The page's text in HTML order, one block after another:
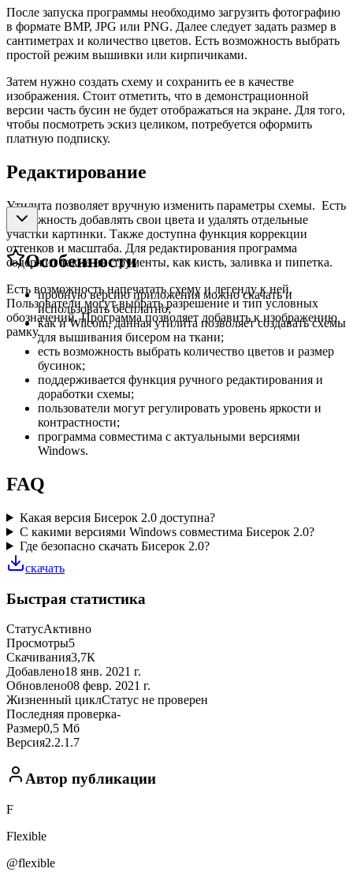
После запуска программы необходимо загрузить фотографию
в формате BMP, JPG или PNG. Далее следует задать размер в
сантиметрах и количество цветов. Есть возможность выбрать
простой режим вышивки или кирпичиками.
Затем нужно создать схему и сохранить ее в качестве
изображения. Стоит отметить, что в демонстрационной
версии часть бусин не будет отображаться на экране. Для того,
чтобы посмотреть эскиз целиком, потребуется оформить
платную подписку.
Редактирование
Утилита позволяет вручную изменить параметры схемы. Есть
возможность добавлять свои цвета и удалять отдельные
участки картинки. Также доступна функция коррекции
оттенков и масштаба. Для редактирования программа
содержит такие инструменты, как кисть, заливка и пипетка.
Есть возможность напечатать схему и легенду к ней.
Пользователи могут выбрать разрешение и тип условных
обозначений. Программа позволяет добавить к изображению
рамку.
Особенности
пробную версию приложения можно скачать и
использовать бесплатно;
как и Wilcom, данная утилита позволяет создавать схемы
для вышивания бисером на ткани;
есть возможность выбрать количество цветов и размер
бусинок;
поддерживается функция ручного редактирования и
доработки схемы;
пользователи могут регулировать уровень яркости и
контрастности;
программа совместима с актуальными версиями
Windows.
FAQ
Какая версия Бисерок 2.0 доступна?
С какими версиями Windows совместима Бисерок 2.0?
Где безопасно скачать Бисерок 2.0?
скачать
Быстрая статистика
СтатусАктивно
Просмотры5
Скачивания3,7К
Добавлено18 янв. 2021 г.
Обновлено08 февр. 2021 г.
Жизненный циклСтатус не проверен
Последняя проверка-
Размер0,5 Мб
Версия2.2.1.7
Автор публикации
F
Flexible
@flexible